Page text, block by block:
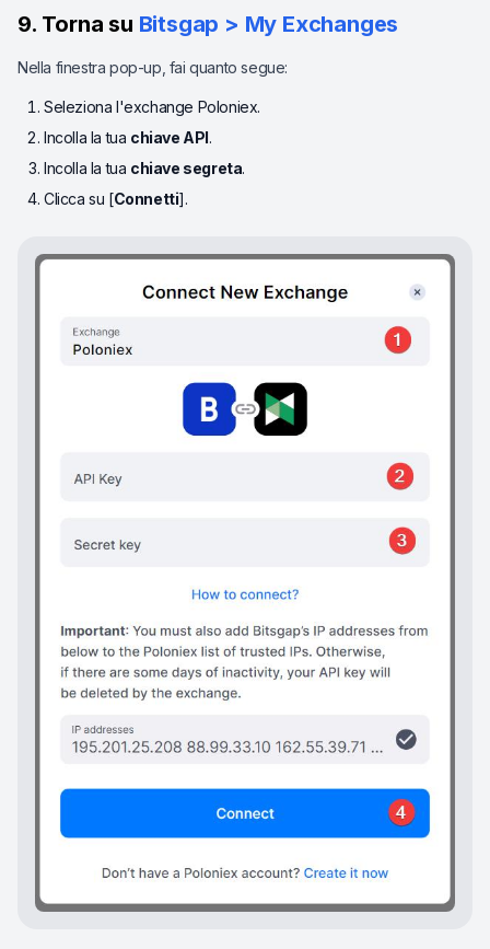
9. Torna su Bitsgap > My Exchanges
Nella finestra pop-up, fai quanto segue:
Seleziona l'exchange Poloniex.
Incolla la tua chiave API.
Incolla la tua chiave segreta.
Clicca su [Connetti].